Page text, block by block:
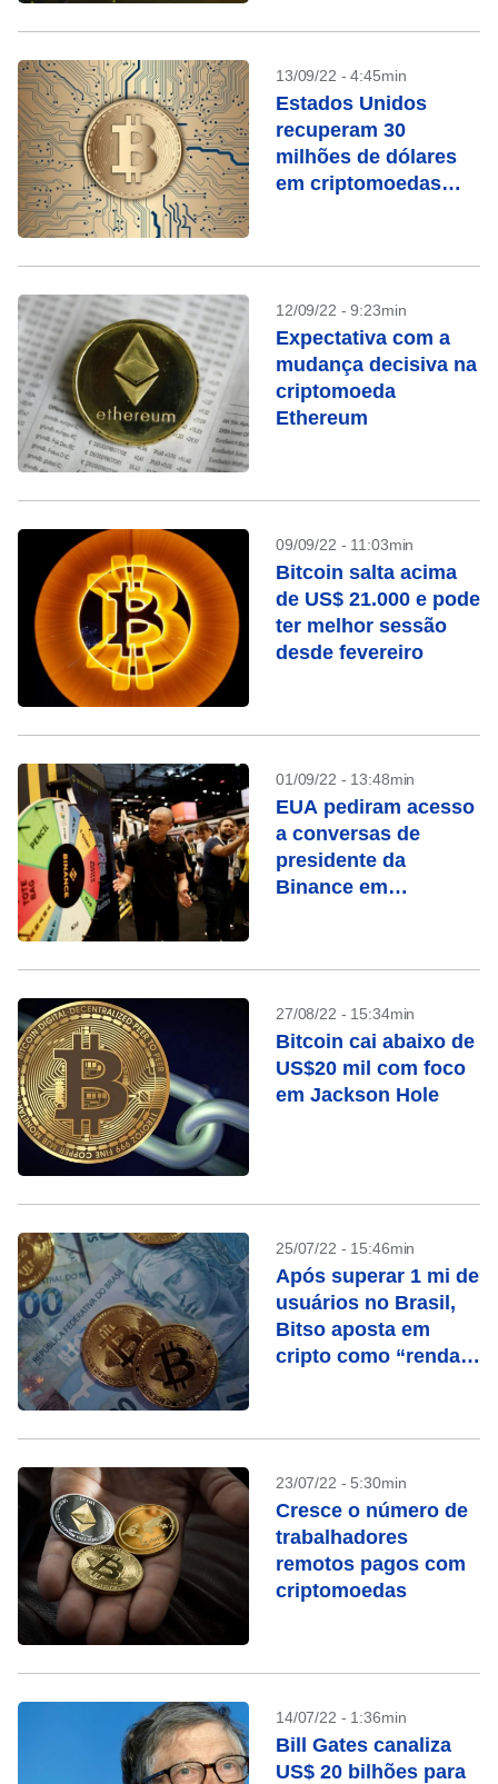
13/09/22 - 4:45min
Estados Unidos
recuperam 30
milhões de dólares
em criptomoedas
12/09/22 - 9:23min
Expectativa com a
mudança decisiva na
criptomoeda
Ethereum
09/09/22 - 11:03min
Bitcoin salta acima
de US$ 21.000 e pode
ter melhor sessão
desde fevereiro
01/09/22 - 13:48min
EUA pediram acesso
a conversas de
presidente da
Binance em
27/08/22 - 15:34min
Bitcoin cai abaixo de
US$20 mil com foco
em Jackson Hole
25/07/22 - 15:46min
Após superar 1 mi de
usuários no Brasil,
Bitso aposta em
cripto como “renda
23/07/22 - 5:30min
Cresce o número de
trabalhadores
remotos pagos com
criptomoedas
14/07/22 - 1:36min
Bill Gates canaliza
US$ 20 bilhões para